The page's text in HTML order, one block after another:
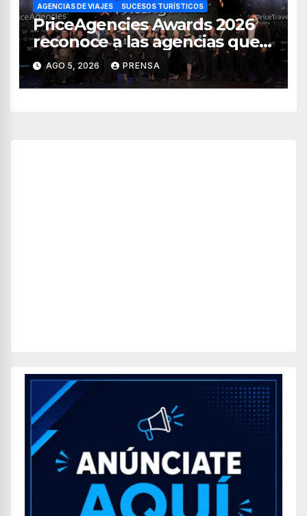
AGENCIAS DE VIAJES SUCESOS TURÍSTICOS
PriceAgencies Awards 2026
reconoce a las agencias que
impulsan el crecimiento del
turismo en México
AGO 5, 2026 PRENSA